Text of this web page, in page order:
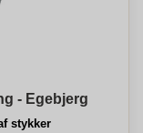
- Egebjerg
stykker